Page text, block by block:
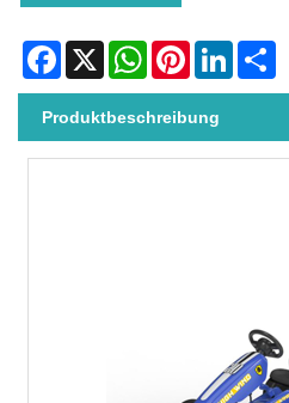
Facebook
X WhatsAppPinterestLinkedIn
Produktbeschreibung